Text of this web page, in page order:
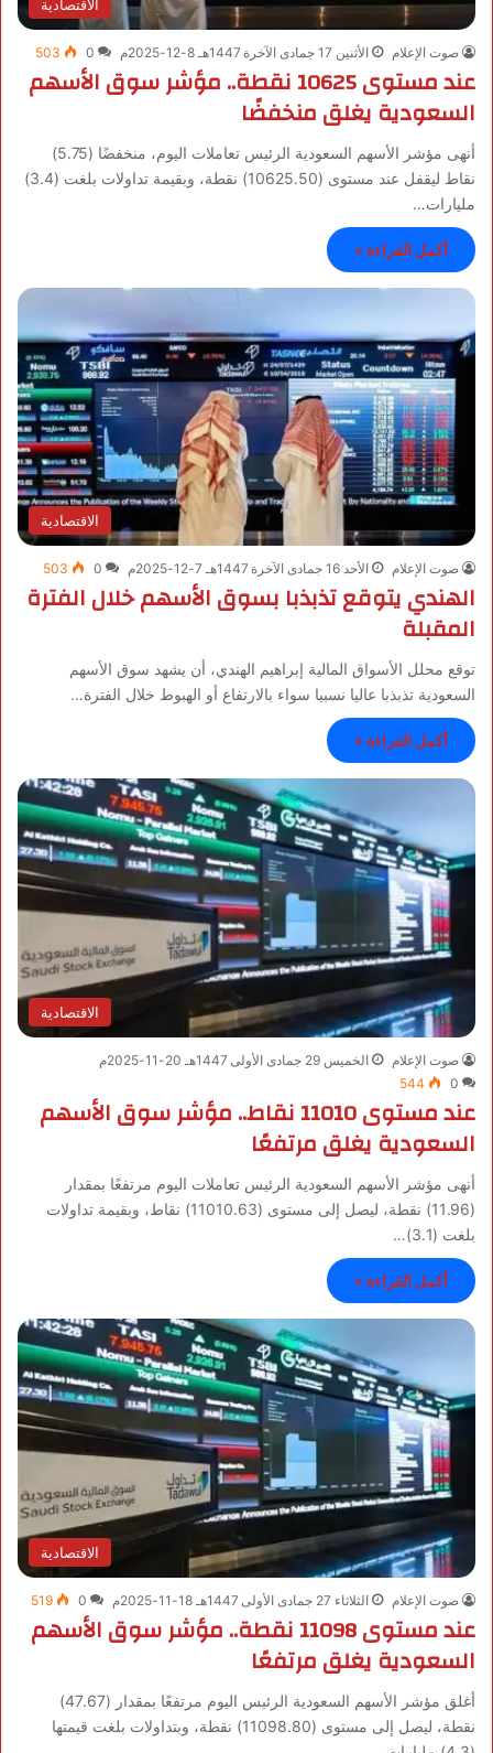
الاقتصادية
صوت الإعلام الأثنين 17 جمادى الآخرة 1447هـ 8-12-2025م 0
503
عند مستوى 10625 نقطة.. مؤشر سوق الأسهم
السعودية يغلق منخفضًا
أنهى مؤشر الأسهم السعودية الرئيس تعاملات اليوم، منخفضًا (5.75)
نقاط ليقفل عند مستوى (10625.50) نقطة، وبقيمة تداولات بلغت (3.4)
مليارات…
أكمل القراءة »
الاقتصادية
صوت الإعلام الأحد 16 جمادى الآخرة 1447هـ 7-12-2025م 0
503
الهندي يتوقع تذبذبا بسوق الأسهم خلال الفترة
المقبلة
توقع محلل الأسواق المالية إبراهيم الهندي، أن يشهد سوق الأسهم
السعودية تذبذبا عاليا نسبيا سواء بالارتفاع أو الهبوط خلال الفترة…
أكمل القراءة »
الاقتصادية
صوت الإعلام
الخميس 29 جمادى الأولى 1447هـ 20-11-2025م
0
544
عند مستوى 11010 نقاط.. مؤشر سوق الأسهم
السعودية يغلق مرتفعًا
أنهى مؤشر الأسهم السعودية الرئيس تعاملات اليوم مرتفعًا بمقدار
(11.96) نقطة، ليصل إلى مستوى (11010.63) نقاط، وبقيمة تداولات
بلغت (3.1)…
أكمل القراءة »
الاقتصادية
صوت الإعلام الثلاثاء 27 جمادى الأولى 1447هـ 18-11-2025م 0
519
عند مستوى 11098 نقطة.. مؤشر سوق الأسهم
السعودية يغلق مرتفعًا
أغلق مؤشر الأسهم السعودية الرئيس اليوم مرتفعًا بمقدار (47.67)
نقطة، ليصل إلى مستوى (11098.80) نقطة، وبتداولات بلغت قيمتها